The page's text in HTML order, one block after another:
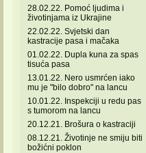
28.02.22. Pomoć ljudima i
životinjama iz Ukrajine
22.02.22. Svjetski dan
kastracije pasa i mačaka
01.02.22. Dupla kuna za spas
tisuća pasa
13.01.22. Nero usmrćen iako
mu je "bilo dobro" na lancu
10.01.22. Inspekciji u redu pas
s tumorom na lancu
20.12.21. Brošura o kastraciji
08.12.21. Životinje ne smiju biti
božićni poklon